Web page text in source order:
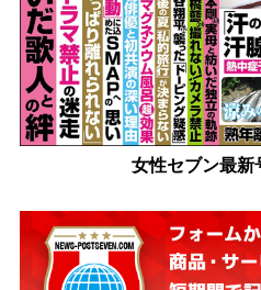
女性セブン最新